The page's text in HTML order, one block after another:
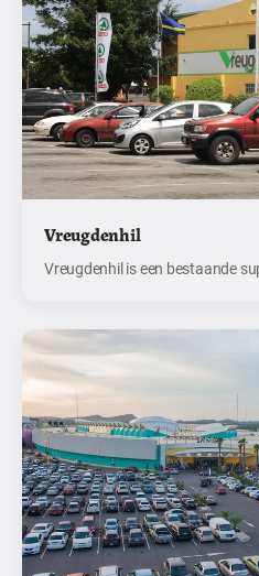
Vreugdenhil
Vreugdenhil is een bestaande